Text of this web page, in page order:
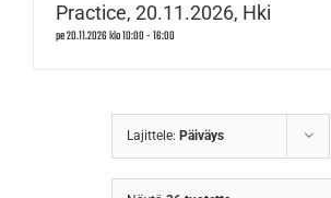
Practice, 20.11.2026, Hki
pe 20.11.2026 klo 10:00-16:00
Lajittele: Päiväys